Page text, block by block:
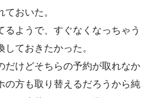
おいた。
るようで、すぐなくなっちゃう
ておきたかった。
だけどそちらの予約が取れなか
の方も取り替えるだろうから純